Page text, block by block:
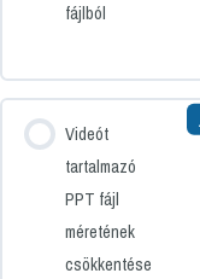
fájlból
Videót
tartalmazó
PPT fájl
méretének
csökkentése